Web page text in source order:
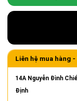
Liên hệ mua hàng
14A Nguyễn Đình
Định